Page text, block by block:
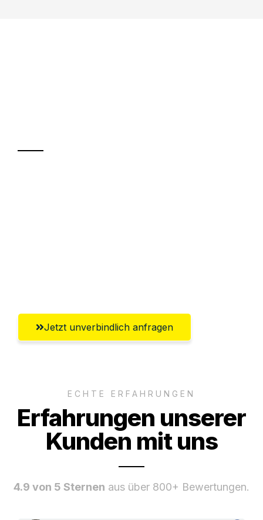
Jetzt unverbindlich anfragen
ECHTE ERFAHRUNGEN
Erfahrungen unserer
Kunden mit uns
4.9 von 5 Sternen aus über 800+ Bewertungen.